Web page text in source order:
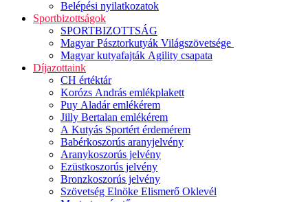
Belépési nyilatkozatok
Sportbizottságok
SPORTBIZOTTSÁG
Magyar Pásztorkutyák Világszövetsége
Magyar kutyafajták Agility csapata
Díjazottaink
CH értéktár
Korózs András emlékplakett
Puy Aladár emlékérem
Jilly Bertalan emlékérem
A Kutyás Sportért érdemérem
Babérkoszorús aranyjelvény
Aranykoszorús jelvény
Ezüstkoszorús jelvény
Bronzkoszorús jelvény
Szövetség Elnöke Elismerő Oklevél